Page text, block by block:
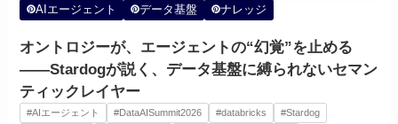
AIエージェント データ基盤 ナレッジ
オントロジーが、エージェントの“幻覚”を止める
——Stardogが説く、データ基盤に縛られないセマン
ティックレイヤー
#AIエージェント #DataAISummit2026 #databricks
#Stardog